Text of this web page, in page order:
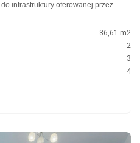
infrastruktury oferowanej przez
36,61 m2
2
3
4